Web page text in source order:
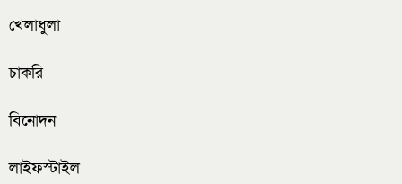
খেলাধুলা
চাকরি
বিনোদন
লাইফস্টাইল